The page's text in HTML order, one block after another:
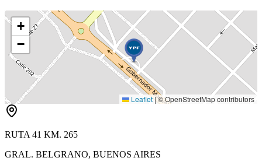
+
−
Leaflet|© OpenStreetMap contributors
RUTA 41 KM. 265
GRAL. BELGRANO, BUENOS AIRES